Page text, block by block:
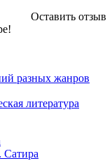
Оставить отзыв
разных жанров
литература
Сатира